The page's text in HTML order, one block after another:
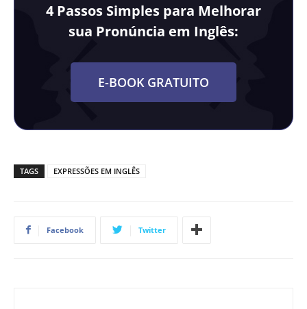
4 Passos Simples para Melhorar
sua Pronúncia em Inglês:
E-BOOK GRATUITO
TAGS EXPRESSÕES EM INGLÊS
Facebook Twitter